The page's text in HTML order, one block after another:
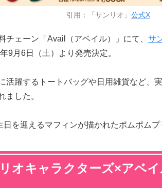
引用：「サンリオ」 公式X
チェーン「Avail（アベイル）」にて、 サ
9月6日（土）より発売決定。
活躍するトートバッグや日用雑貨など、
ました。
日を迎えるマフィンが描かれたポムポムプ
リオキャラクターズ×アベ